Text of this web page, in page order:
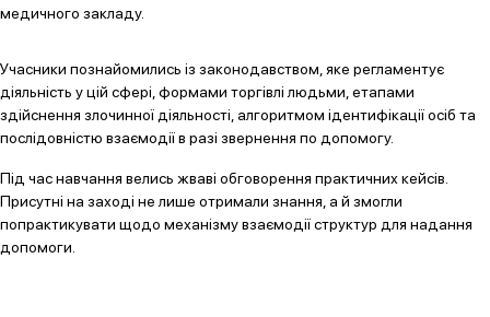
медичного закладу.
Учасники познайомились із законодавством, яке регламентує
діяльність у цій сфері, формами торгівлі людьми, етапами
здійснення злочинної діяльності, алгоритмом ідентифікації осіб та
послідовністю взаємодії в разі звернення по допомогу.
Під час навчання велись жваві обговорення практичних кейсів.
Присутні на заході не лише отримали знання, а й змогли
попрактикувати щодо механізму взаємодії структур для надання
допомоги.